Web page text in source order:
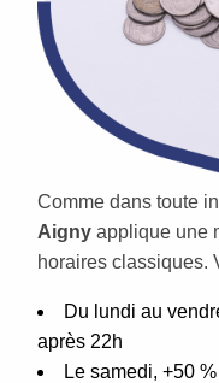
Comme dans toute
Aigny applique une
horaires classiques.
Du lundi au
après 22h
Le samedi, +50